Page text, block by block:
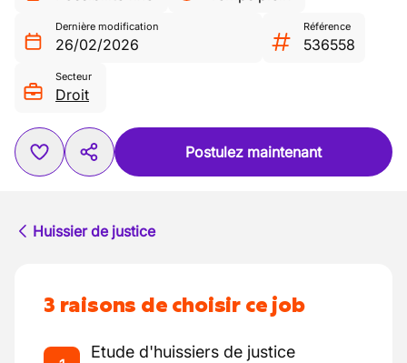
Dernière modification
26/02/2026
Référence
536558
Secteur
Droit
Postulez maintenant
Huissier de justice
3 raisons de choisir ce job
Etude d'huissiers de justice